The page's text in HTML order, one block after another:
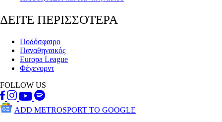
ΔΕΙΤΕ ΠΕΡΙΣΣΟΤΕΡΑ
Ποδόσφαιρο
Παναθηναικός
Europa League
Φέγενορντ
FOLLOW US
ADD METROSPORT TO GOOGLE